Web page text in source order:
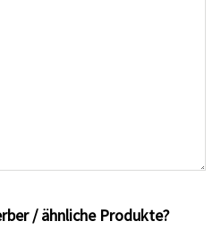
/ ähnliche Produkte?